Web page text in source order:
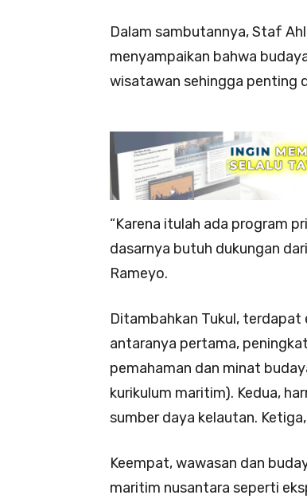
Dalam sambutannya, Staf
menyampaikan bahwa
wisatawan sehingga penting
“Karena itulah ada program
dasarnya butuh dukungan
Rameyo.
Ditambahkan Tukul,
antaranya pertama,
pemahaman dan minat
kurikulum maritim). Kedua,
sumber daya kelautan.
Keempat, wawasan dan
maritim nusantara seperti